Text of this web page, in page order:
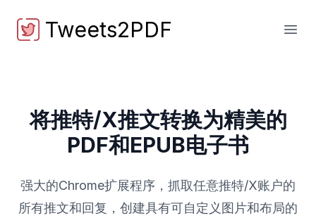
Tweets2PDF
Tweets2PDF 打开
将推特/X推文转换为精美的
PDF和EPUB电子书
强大的Chrome扩展程序，抓取任意推特/X账户的
所有推文和回复，创建具有可自定义图片和布局的